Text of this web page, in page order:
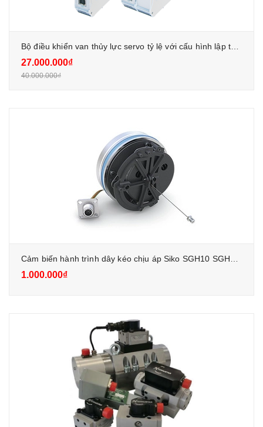
Bộ điều khiển van thủy lực servo tỷ lệ với cấu hình lập trình được đầu vào và đầu ra
27.000.000₫
40.000.000₫
1.000.000₫